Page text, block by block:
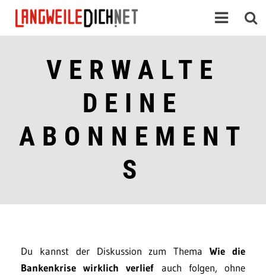
VERWALTE
DEINE
ABONNEMENT
S
Du kannst der Diskussion zum ThemaWie die
Bankenkrise wirklich verlief auch folgen, ohne